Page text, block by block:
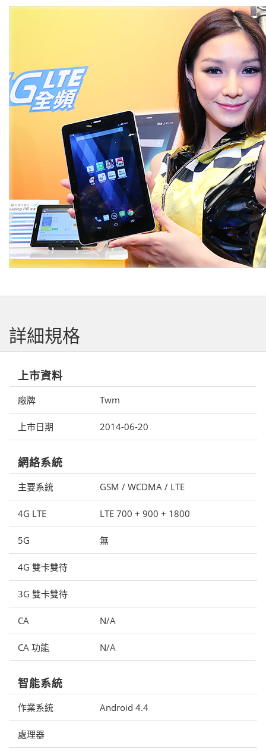
詳細規格
上市資料
廠牌 Twm
上市日期 2014-06-20
網絡系統
主要系統 GSM / WCDMA / LTE
4G LTE LTE 700 + 900 + 1800
5G 無
4G 雙卡雙待
3G 雙卡雙待
CA N/A
CA 功能 N/A
智能系統
作業系統 Android 4.4
處理器